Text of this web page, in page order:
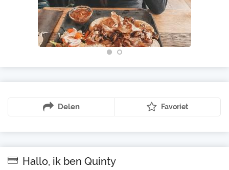
Delen Favoriet
Hallo, ik ben Quinty